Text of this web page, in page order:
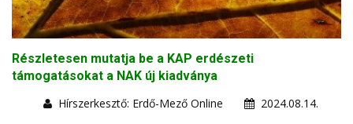
Részletesen mutatja be a KAP erdészeti
támogatásokat a NAK új kiadványa
Hírszerkesztő: Erdő-Mező Online
2024.08.14.